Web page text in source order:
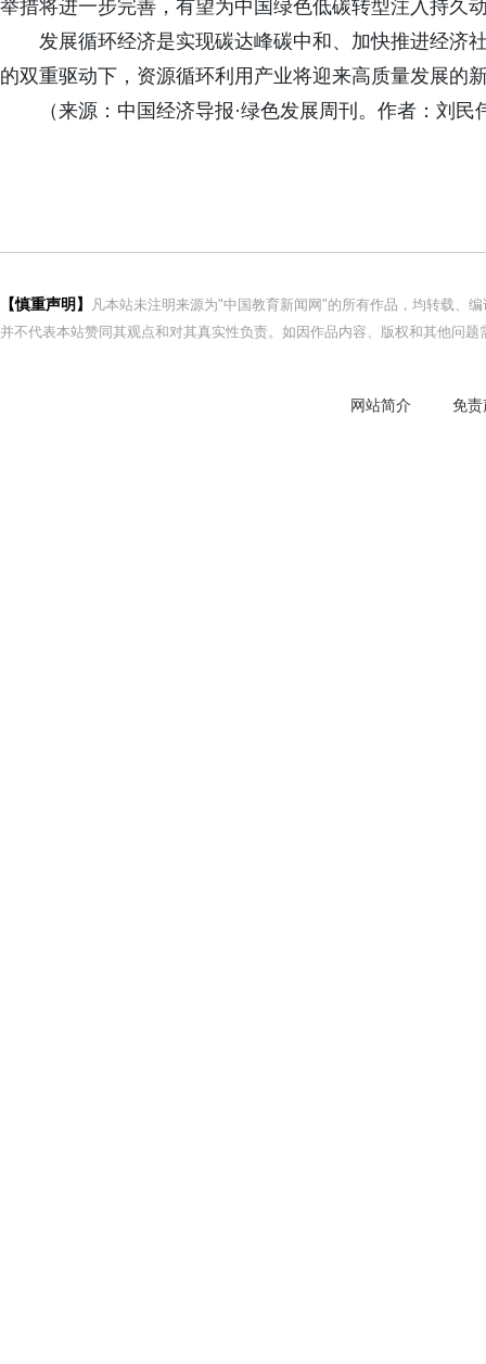
举措将进一步完善，有望为中国绿色低碳转型注入持久
发展循环经济是实现碳达峰碳中和、加快推进经济
的双重驱动下，资源循环利用产业将迎来高质量发展的
（来源：中国经济导报·绿色发展周刊。作者：刘
【慎重声明】
凡本站未注明来源为"中国教育新闻网"的所有作品，均转载、
并不代表本站赞同其观点和对其真实性负责。如因作品内容、版权和其他问
网站简介 免责